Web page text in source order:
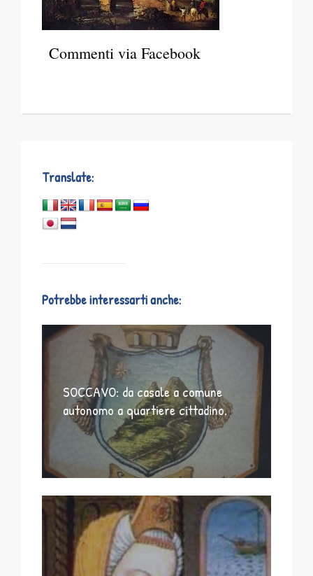
Commenti via Facebook
Translate:
Potrebbe interessarti anche:
SOCCAVO: da casale a comune
autonomo a quartiere cittadino.